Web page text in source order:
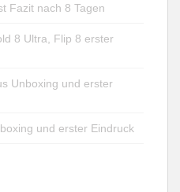
Fazit nach 8 Tagen
8 Ultra, Flip 8 erster
Unboxing und erster
und erster Eindruck